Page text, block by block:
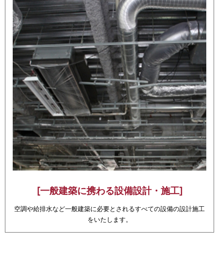
[一般建築に携わる設備設計・施工]
空調や給排水など一般建築に必要とされるすべての設備の設計施工
をいたします。